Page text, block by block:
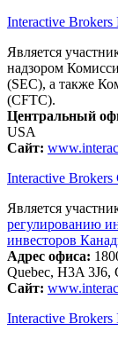
Interactive
Является
надзором
(SEC), а также
(CFTC).
Центральный
USA
Сайт:
Interactive Brokers
Является
регулированию
инвесторов
Адрес офиса:
Quebec, H3A 3J6,
Сайт:
Interactive Brokers